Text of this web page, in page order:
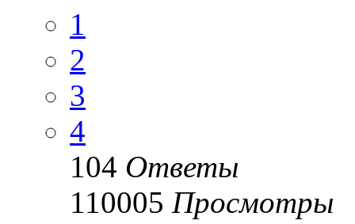
1
2
3
4
104 Ответы
110005 Просмотры